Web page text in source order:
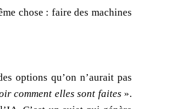
chose : faire des machines
options qu’on n’aurait pas
comment elles sont faites ».